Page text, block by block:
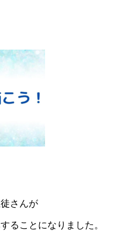
さんが
ることになりました。